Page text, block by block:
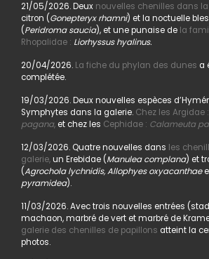
21/05/2026. Deux nouvelles chenilles dans
citron (Gonepteryx rhamni) et la noctuelle
(Peridroma saucia), et une punaise dela
Rhopalidae : Liorhyssus hyalinus.
20/04/2026. La fiche du phylan des dunes a
complétée.
19/03/2026. Deux nouvelles espèces
Symphytes dans la galerie. Chez les Argidae :
pagana,et chez les Cephidae : Calameuta
12/03/2026. Quatre nouvelles dans les
galerie,un Erebidae (Manulea complana) et
(Agrochola lychnidis, Allophyes oxyacanthae
pyramidea).
11/03/2026. Avec trois nouvelles entrées
machaon, marbré de vert et marbré de
galerie des chenilles de papillons atteint la
photos.